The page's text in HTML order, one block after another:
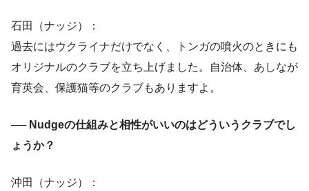
石田（ナッジ）：
過去にはウクライナだけでなく、トンガの噴火のときにも
オリジナルのクラブを立ち上げました。自治体、あしなが
育英会、保護猫等のクラブもありますよ。
── Nudgeの仕組みと相性がいいのはどういうクラブでし
ょうか？
沖田（ナッジ）：